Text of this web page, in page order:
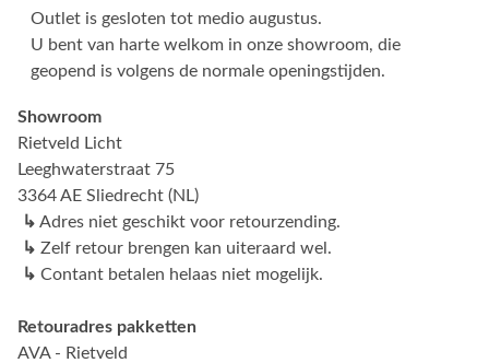
Outlet is gesloten tot medio augustus.
U bent van harte welkom in onze showroom, die
geopend is volgens de normale openingstijden.
Showroom
Rietveld Licht
Leeghwaterstraat 75
3364 AE Sliedrecht (NL)
↳ Adres niet geschikt voor retourzending.
↳ Zelf retour brengen kan uiteraard wel.
↳ Contant betalen helaas niet mogelijk.
Retouradres pakketten
AVA - Rietveld